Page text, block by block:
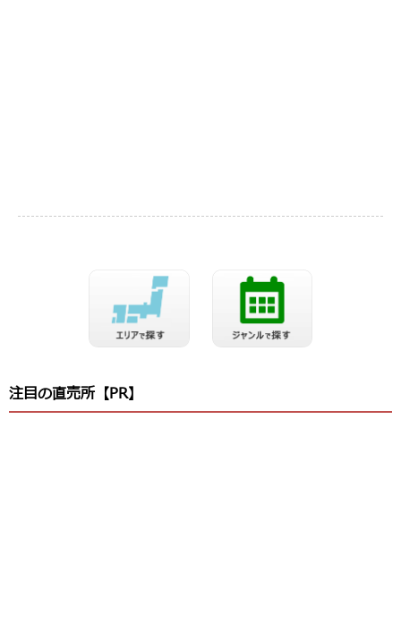
注目の直売所【PR】